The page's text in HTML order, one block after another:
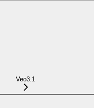
Veo3.1